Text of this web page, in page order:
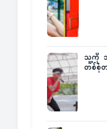
သူ့ကို
တစ်စုံ